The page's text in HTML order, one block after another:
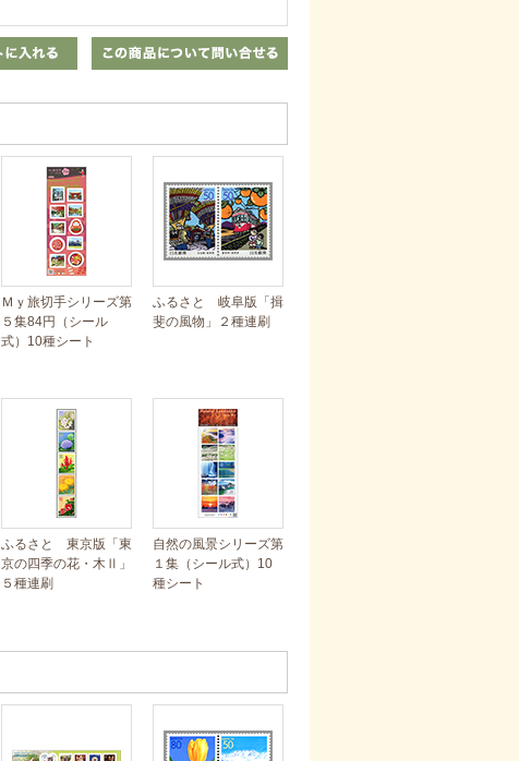
Ｍｙ旅切手シリーズ第
５集84円（シール
式）10種シート
ふるさと 岐阜版「揖
斐の風物」２種連刷
ふるさと 東京版「東
京の四季の花・木Ⅱ」
５種連刷
自然の風景シリーズ第
１集（シール式）10
種シート